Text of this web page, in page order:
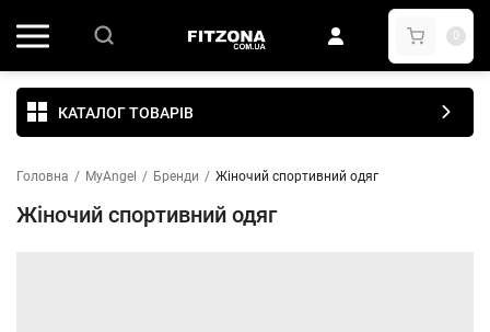
0
КАТАЛОГ ТОВАРІВ
Головна / MyAngel / Бренди / Жіночий спортивний одяг
Жіночий спортивний одяг